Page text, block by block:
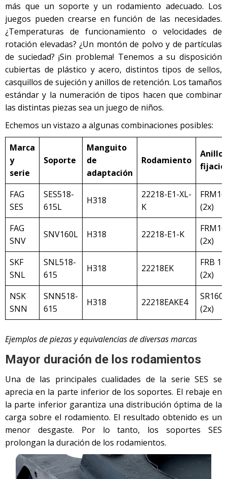
más que un soporte y un rodamiento adecuado. Los
juegos pueden crearse en función de las necesidades.
¿Temperaturas de funcionamiento o velocidades de
rotación elevadas? ¿Un montón de polvo y de partículas
de suciedad? ¡Sin problema! Tenemos a su disposición
cubiertas de plástico y acero, distintos tipos de sellos,
casquillos de sujeción y anillos de retención. Los tamaños
estándar y la numeración de tipos hacen que combinar
las distintas piezas sea un juego de niños.
Echemos un vistazo a algunas combinaciones posibles:
Marca
y
serie
Soporte
Manguito
de
adaptación
Rodamiento
FAG
SES
SES518-
615L
H318
22218-E1-XL-
K
(2x)
FAG
SNV
SNV160L H318 22218-E1-K
(2x)
SKF
SNL
SNL518-
615
H318 22218EK
FRB
(2x)
NSK
SNN
SNN518-
615
H318 22218EAKE4
(2x)
Ejemplos de piezas y equivalencias de diversas marcas
Mayor duración de los rodamientos
Una de las principales cualidades de la serie SES se
aprecia en la parte inferior de los soportes. El rebaje en
la parte inferior garantiza una distribución óptima de la
carga sobre el rodamiento. El resultado obtenido es un
menor desgaste. Por lo tanto, los soportes SES
prolongan la duración de los rodamientos.